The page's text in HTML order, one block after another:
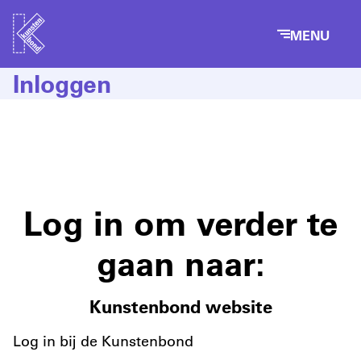
MENU
Inloggen
Log in om verder te
gaan naar:
Kunstenbond website
Log in bij de Kunstenbond